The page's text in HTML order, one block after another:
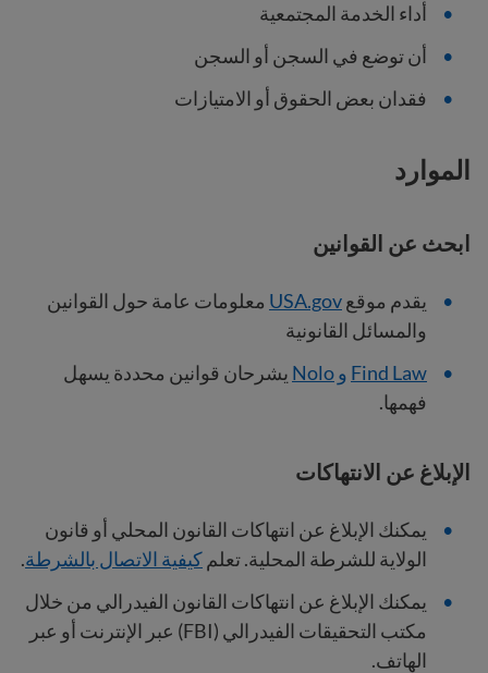
أداء الخدمة المجتمعية
أن توضع في السجن أو السجن
فقدان بعض الحقوق أو الامتيازات
الموارد
ابحث عن القوانين
يقدم موقعUSA.gov معلومات عامة حول القوانين
والمسائل القانونية
Find Law و Nolo
يشرحان قوانين محددة يسهل
فهمها.
الإبلاغ عن الانتهاكات
يمكنك الإبلاغ عن انتهاكات القانون المحلي أو قانون
الولاية للشرطة المحلية. تعلم كيفية الاتصال بالشرطة.
يمكنك الإبلاغ عن انتهاكات القانون الفيدرالي من خلال
مكتب التحقيقات الفيدرالي (FBI) عبر الإنترنت أو عبر
الهاتف.